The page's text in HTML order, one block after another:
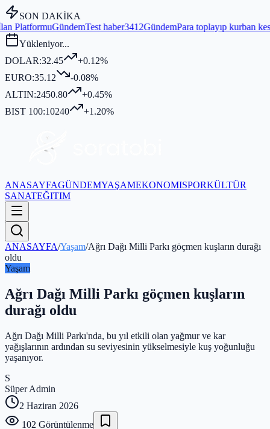
SON DAKİKA
Test haber3412GündemPara toplayıp kurban kesmediği iddia
Yükleniyor...
DOLAR:32.45
+0.12%
EURO:35.12
-0.08%
ALTIN:2450.80
+0.45%
BIST 100:10240 +1.20%
ANASAYFAGÜNDEMYAŞAMEKONOMISPORKÜLTÜR
SANATEĞITIM
ANASAYFA/Yaşam/Ağrı Dağı Milli Parkı göçmen kuşların durağı
oldu
Yaşam
Ağrı Dağı Milli Parkı göçmen kuşların
durağı oldu
Ağrı Dağı Milli Parkı'nda, bu yıl etkili olan yağmur ve kar
yağışlarının ardından su seviyesinin yükselmesiyle kuş yoğunluğu
yaşanıyor.
S
Süper Admin
2 Haziran 2026
102 Görüntülenme